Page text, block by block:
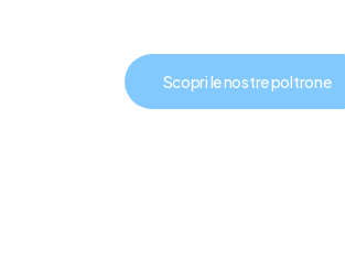
Scopri le nostre poltrone